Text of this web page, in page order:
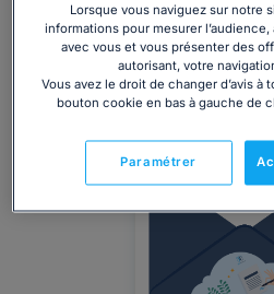
Modèle
lettre
Lorsque vous naviguez sur notre
informations pour mesurer
avec vous et vous présenter des
autorisant, votre
Vous avez le droit de changer d’avis
bouton cookie en bas à gauche de
Paramétrer